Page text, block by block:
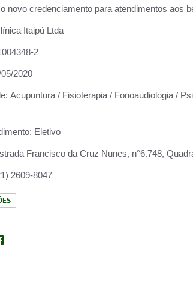
novo credenciamento para atendimentos aos
Itaipú Ltda
2
2020
Acupuntura / Fisioterapia / Fonoaudiologia /
Eletivo
Francisco da Cruz Nunes, n°6.748,
2609-8047